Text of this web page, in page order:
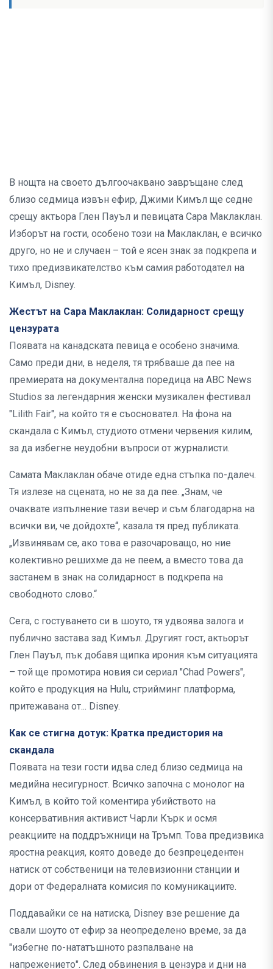
В нощта на своето дългоочаквано завръщане след
близо седмица извън ефир, Джими Кимъл ще седне
срещу актьора Глен Пауъл и певицата Сара Маклаклан.
Изборът на гости, особено този на Маклаклан, е всичко
друго, но не и случаен – той е ясен знак за подкрепа и
тихо предизвикателство към самия работодател на
Кимъл, Disney.
Жестът на Сара Маклаклан: Солидарност срещу
цензурата
Появата на канадската певица е особено значима.
Само преди дни, в неделя, тя трябваше да пее на
премиерата на документална поредица на ABC News
Studios за легендарния женски музикален фестивал
"Lilith Fair", на който тя е съосновател. На фона на
скандала с Кимъл, студиото отмени червения килим,
за да избегне неудобни въпроси от журналисти.
Самата Маклаклан обаче отиде една стъпка по-далеч.
Тя излезе на сцената, но не за да пее. „Знам, че
очаквате изпълнение тази вечер и съм благодарна на
всички ви, че дойдохте“, казала тя пред публиката.
„Извинявам се, ако това е разочароващо, но ние
колективно решихме да не пеем, а вместо това да
застанем в знак на солидарност в подкрепа на
свободното слово.“
Сега, с гостуването си в шоуто, тя удвоява залога и
публично застава зад Кимъл. Другият гост, актьорът
Глен Пауъл, пък добавя щипка ирония към ситуацията
– той ще промотира новия си сериал "Chad Powers",
който е продукция на Hulu, стрийминг платформа,
притежавана от... Disney.
Как се стигна дотук: Кратка предистория на
скандала
Появата на тези гости идва след близо седмица на
медийна несигурност. Всичко започна с монолог на
Кимъл, в който той коментира убийството на
консервативния активист Чарли Кърк и осмя
реакциите на поддръжници на Тръмп. Това предизвика
яростна реакция, която доведе до безпрецедентен
натиск от собственици на телевизионни станции и
дори от Федералната комисия по комуникациите.
Поддавайки се на натиска, Disney взе решение да
свали шоуто от ефир за неопределено време, за да
"избегне по-нататъшното разпалване на
напрежението". След обвинения в цензура и дни на